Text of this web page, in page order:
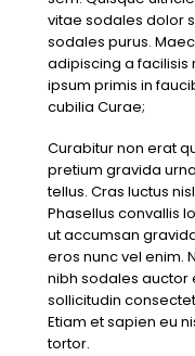
vitae sodales dolor
sodales purus.
adipiscing a facilisis
ipsum primis in
cubilia Curae;
Curabitur non erat
pretium gravida
tellus. Cras luctus
Phasellus convallis
ut accumsan
eros nunc vel enim.
nibh sodales auctor
sollicitudin
Etiam et sapien eu
tortor.